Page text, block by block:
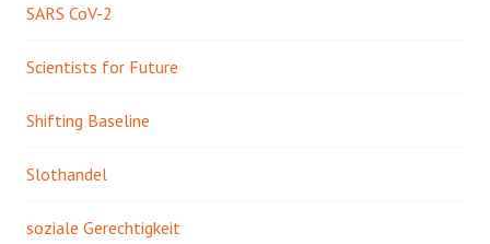
SARS CoV-2
Scientists for Future
Shifting Baseline
Slothandel
soziale Gerechtigkeit